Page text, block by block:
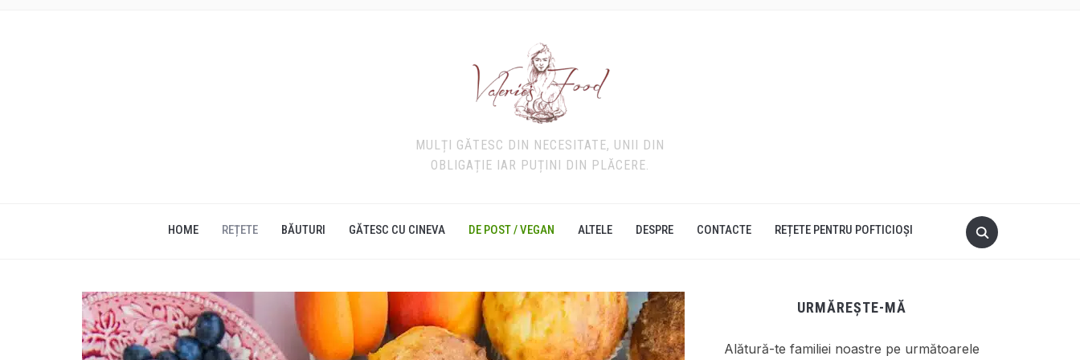
MULȚI GĂTESC DIN NECESITATE, UNII DIN
OBLIGAȚIE IAR PUȚINI DIN PLĂCERE.
HOME REȚETE BĂUTURI GĂTESC CU CINEVA DE POST / VEGAN ALTELE DESPRE CONTACTE REȚETE PENTRU POFTICIOȘI
URMĂREȘTE-MĂ
Alătură-te familiei noastre pe următoarele